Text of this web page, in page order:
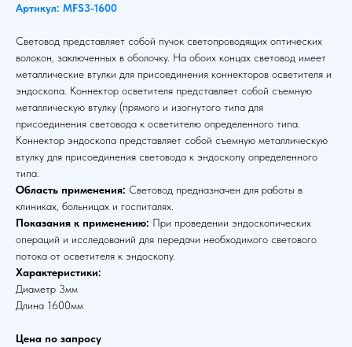
Артикул: MFS3-1600
Световод представляет собой пучок светопроводящих оптических
волокон, заключенных в оболочку. На обоих концах световод имеет
металлические втулки для присоединения коннекторов осветителя и
эндоскопа. Коннектор осветителя представляет собой съемную
металлическую втулку (прямого и изогнутого типа для
присоединения световода к осветителю определенного типа.
Коннектор эндоскопа представляет собой съемную металлическую
втулку для присоединения световода к эндоскопу определенного
типа.
Область применения: Световод предназначен для работы в
клиниках, больницах и госпиталях.
Показания к применению: При проведении эндоскопических
операций и исследований для передачи необходимого светового
потока от осветителя к эндоскопу.
Характеристики:
Диаметр 3мм
Длина 1600мм
Цена по запросу